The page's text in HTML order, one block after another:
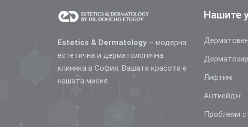
Estetics & Dermatology – модерна
естетична и дерматологична
клиника в София. Вашата красота е
нашата мисия.
Нашите
Лифтинг
Антиейдж
Проблеми